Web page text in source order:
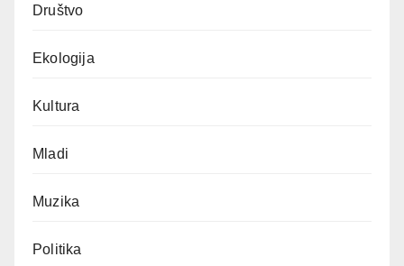
Društvo
Ekologija
Kultura
Mladi
Muzika
Politika